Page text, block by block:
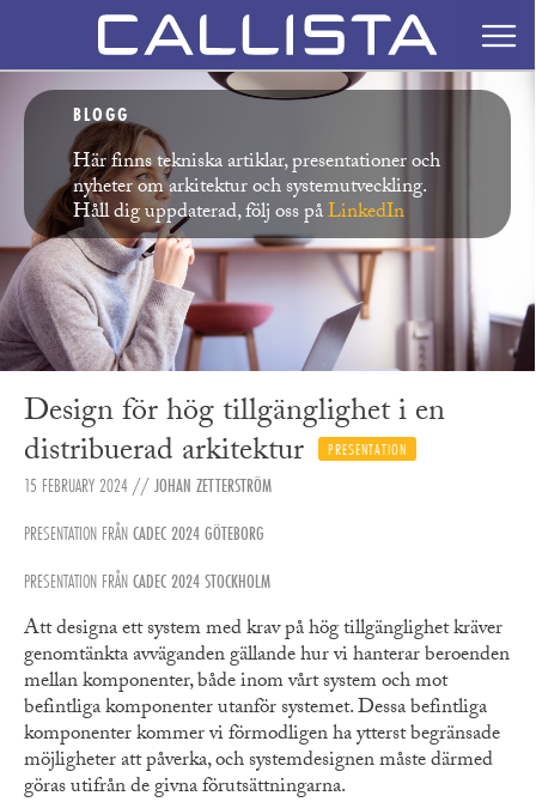
BLOGG
Här finns tekniska artiklar, presentationer och
nyheter om arkitektur och systemutveckling.
Håll dig uppdaterad, följ oss påLinkedIn
Design för hög tillgänglighet i en
distribuerad arkitektur PRESENTATION
15 FEBRUARY 2024 //JOHAN ZETTERSTRÖM
PRESENTATION FRÅNCADEC 2024 GÖTEBORG
PRESENTATION FRÅNCADEC 2024 STOCKHOLM
Att designa ett system med krav på hög tillgänglighet kräver
genomtänkta avväganden gällande hur vi hanterar beroenden
mellan komponenter, både inom vårt system och mot
befintliga komponenter utanför systemet. Dessa befintliga
komponenter kommer vi förmodligen ha ytterst begränsade
möjligheter att påverka, och systemdesignen måste därmed
göras utifrån de givna förutsättningarna.